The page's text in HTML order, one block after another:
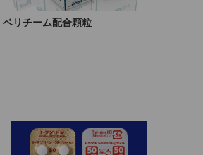
ベリチーム配合顆粒